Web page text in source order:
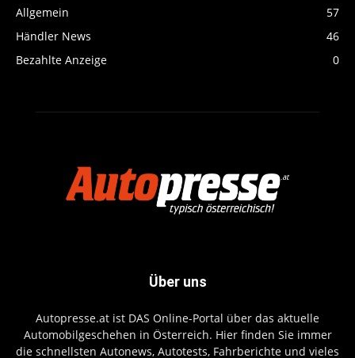
Allgemein
57
Händler News
46
Bezahlte Anzeige
0
Über uns
Autopresse.at ist DAS Online-Portal über das aktuelle
Automobilgeschehen in Österreich. Hier finden Sie immer
die schnellsten Autonews, Autotests, Fahrberichte und vieles